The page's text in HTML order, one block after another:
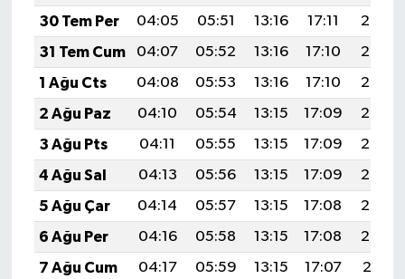
30 Tem Per
04:05 05:51 13:16 17:11
20:30
31 Tem Cum
04:07 05:52 13:16 17:10
20:29
1 Ağu Cts
04:08 05:53 13:16 17:10
20:28
2 Ağu Paz
04:10 05:54 13:15 17:09
20:27
3 Ağu Pts
04:11 05:55 13:15 17:09
20:26
4 Ağu Sal
04:13 05:56 13:15 17:09
20:25
5 Ağu Çar
04:14 05:57 13:15 17:08
20:24
6 Ağu Per
04:16 05:58 13:15 17:08
20:23
7 Ağu Cum
04:17 05:59 13:15 17:07
20:21